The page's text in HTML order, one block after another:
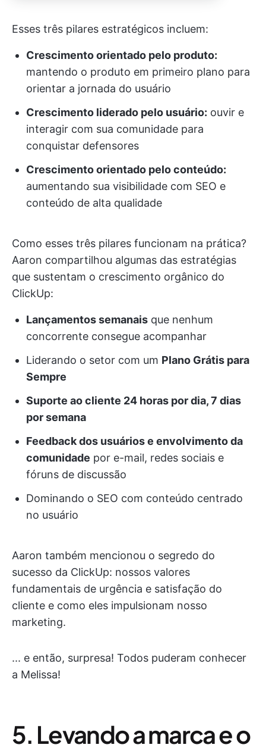
Esses três pilares estratégicos incluem:
Crescimento orientado pelo produto:
mantendo o produto em primeiro plano para
orientar a jornada do usuário
Crescimento liderado pelo usuário: ouvir e
interagir com sua comunidade para
conquistar defensores
Crescimento orientado pelo conteúdo:
aumentando sua visibilidade com SEO e
conteúdo de alta qualidade
Como esses três pilares funcionam na prática?
Aaron compartilhou algumas das estratégias
que sustentam o crescimento orgânico do
ClickUp:
Lançamentos semanais que nenhum
concorrente consegue acompanhar
Liderando o setor com um Plano Grátis para
Sempre
Suporte ao cliente 24 horas por dia, 7 dias
por semana
Feedback dos usuários e envolvimento da
comunidade por e-mail, redes sociais e
fóruns de discussão
Dominando o SEO com conteúdo centrado
no usuário
Aaron também mencionou o segredo do
sucesso da ClickUp: nossos valores
fundamentais de urgência e satisfação do
cliente e como eles impulsionam nosso
marketing.
... e então, surpresa! Todos puderam conhecer
a Melissa!
5. Levando a marca e o